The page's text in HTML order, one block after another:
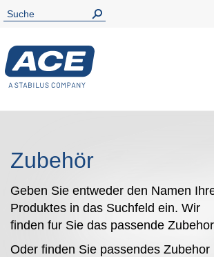
Zubehör
Geben Sie entweder den Namen
Produktes in das Suchfeld ein. Wir
finden fur Sie das passende
Oder finden Sie passendes Zubehor